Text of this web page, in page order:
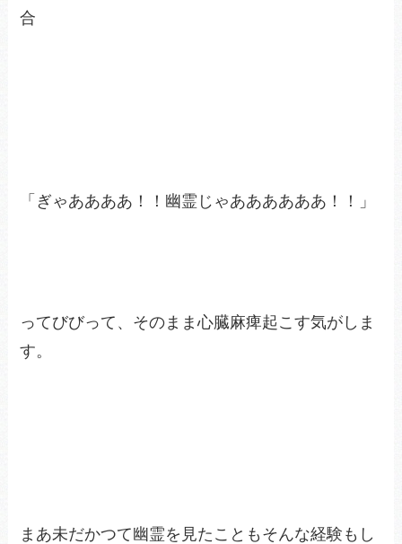
合
「ぎゃああああ！！幽霊じゃああああああ！！」
ってびびって、そのまま心臓麻痺起こす気がしま
す。
まあ未だかつて幽霊を見たこともそんな経験もし